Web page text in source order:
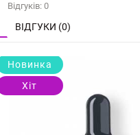
Відгуків: 0
ВІДГУКИ (0)
Новинка
Хіт